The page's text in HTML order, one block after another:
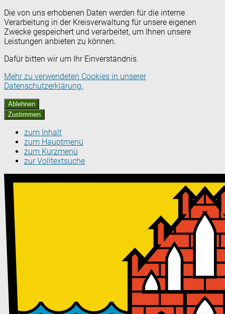
Die von uns erhobenen Daten werden für die interne
Verarbeitung in der Kreisverwaltung für unsere eigenen
Zwecke gespeichert und verarbeitet, um Ihnen unsere
Leistungen anbieten zu können.
Dafür bitten wir um Ihr Einverständnis.
Mehr zu verwendeten Cookies in unserer
Datenschutzerklärung.
Ablehnen
Zustimmen
zum Inhalt
zum Hauptmenü
zum Kurzmenü
zur Volltextsuche